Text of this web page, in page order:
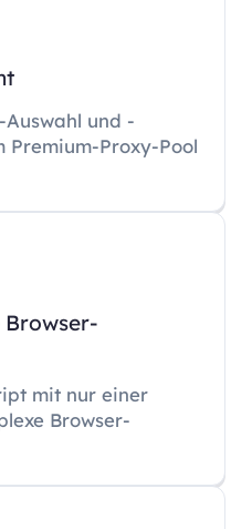
und -
Premium-Proxy-Pool
mit nur einer
Browser-